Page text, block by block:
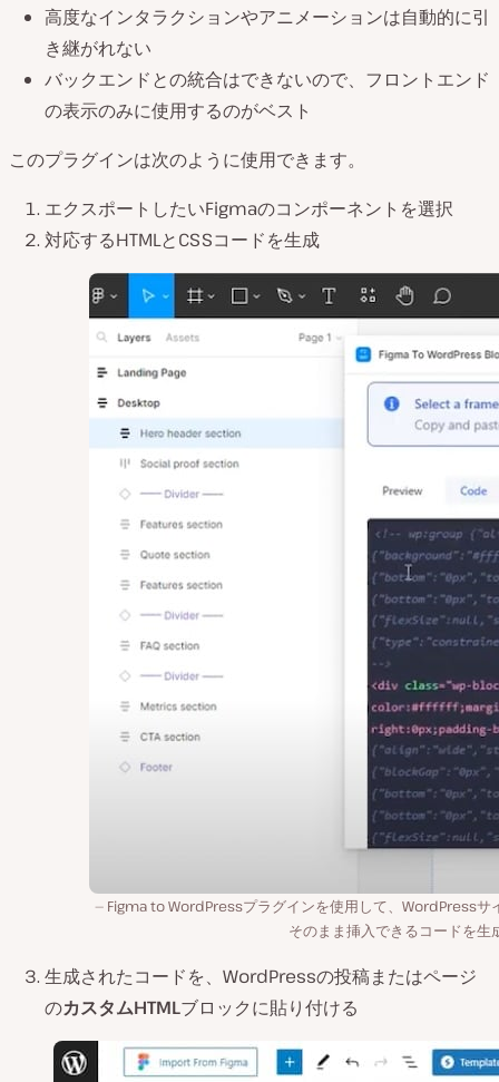
高度なインタラクションやアニメーションは自動的に引
き継がれない
バックエンドとの統合はできないので、フロントエンド
の表示のみに使用するのがベスト
このプラグインは次のように使用できます。
エクスポートしたいFigmaのコンポーネントを選択
対応するHTMLとCSSコードを生成
Figma to WordPressプラグインを使用して、WordPressサ
そのまま挿入できるコードを生
生成されたコードを、WordPressの投稿またはページ
のカスタムHTMLブロックに貼り付ける